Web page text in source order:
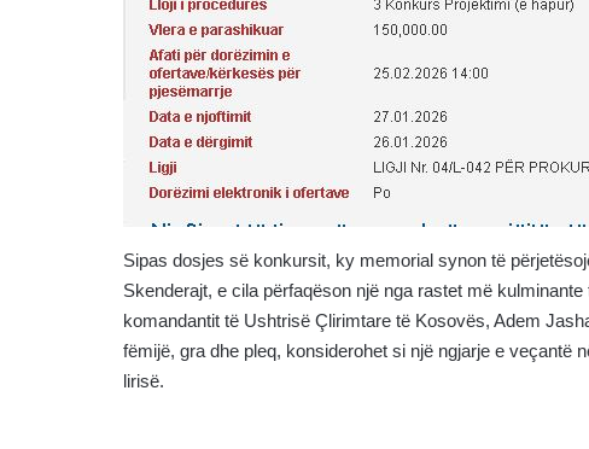
Sipas dosjes së konkursit, ky memorial synon të
Skenderajt, e cila përfaqëson një nga rastet më
komandantit të Ushtrisë Çlirimtare të Kosovës, Adem
fëmijë, gra dhe pleq, konsiderohet si një ngjarje e veçantë
lirisë.